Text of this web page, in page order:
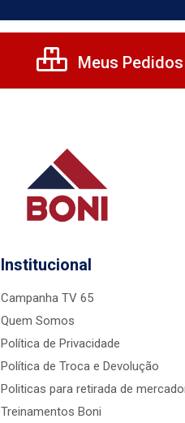
Meus Pedidos
Institucional
Campanha TV 65
Quem Somos
Política de Privacidade
Política de Troca e Devolução
Politicas para retirada de
Treinamentos Boni